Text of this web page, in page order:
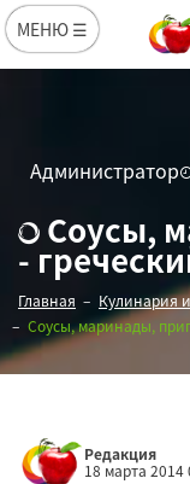
МЕНЮ ☰
Администратор
Соусы,
-
Главная Кулинария
Соусы, маринады,
Редакция
18 марта 2014